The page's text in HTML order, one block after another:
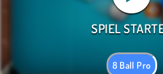
8 Ball Pro